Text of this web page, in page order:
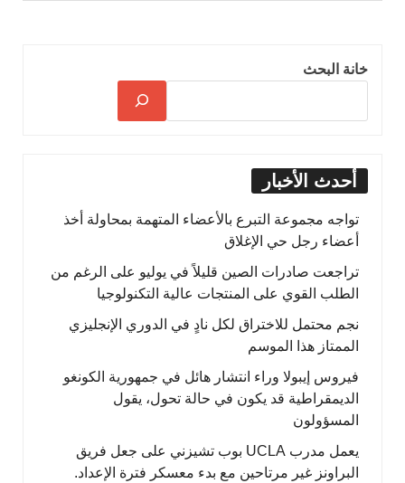
خانة البحث
أحدث الأخبار
تواجه مجموعة التبرع بالأعضاء المتهمة بمحاولة أخذ
أعضاء رجل حي الإغلاق
تراجعت صادرات الصين قليلاً في يوليو على الرغم من
الطلب القوي على المنتجات عالية التكنولوجيا
نجم محتمل للاختراق لكل نادٍ في الدوري الإنجليزي
الممتاز هذا الموسم
فيروس إيبولا وراء انتشار هائل في جمهورية الكونغو
الديمقراطية قد يكون في حالة تحول، يقول
المسؤولون
يعمل مدرب UCLA بوب تشيزني على جعل فريق
البراونز غير مرتاحين مع بدء معسكر فترة الإعداد.